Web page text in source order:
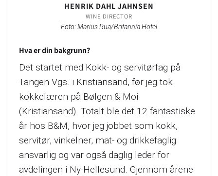
HENRIK DAHL JAHNSEN
WINE DIRECTOR
Foto: Marius Rua/Britannia Hotel
Hva er din bakgrunn?
Det startet med Kokk- og servitørfag på
Tangen Vgs. i Kristiansand, før jeg tok
kokkelæren på Bølgen & Moi
(Kristiansand). Totalt ble det 12 fantastiske
år hos B&M, hvor jeg jobbet som kokk,
servitør, vinkelner, mat- og drikkefaglig
ansvarlig og var også daglig leder for
avdelingen i Ny-Hellesund. Gjennom årene